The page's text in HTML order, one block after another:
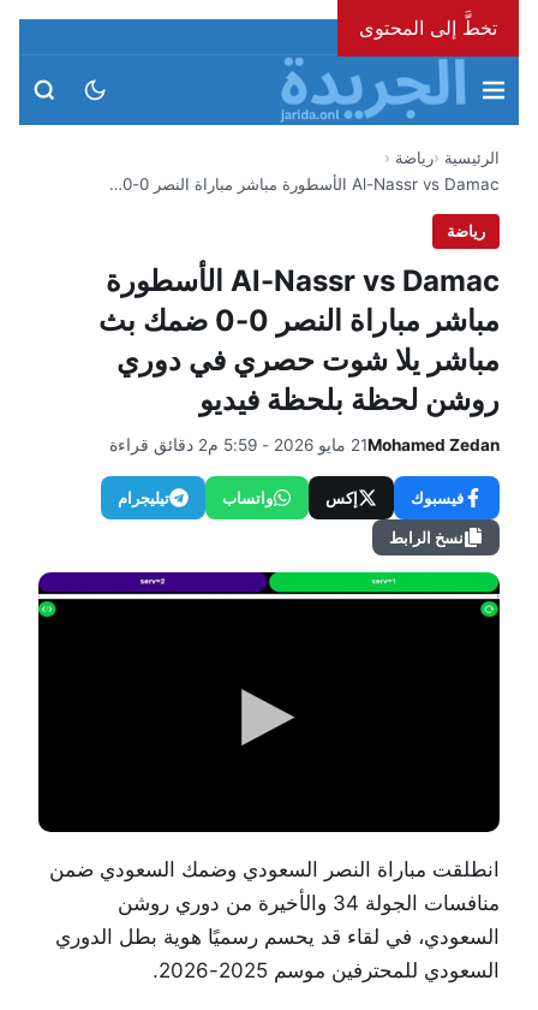
تخطَّ إلى المحتوى
الأحد، 9 أغسطس 2026
الرئيسية
رياضة
Al-Nassr vs Damac الأسطورة مباشر مباراة النصر 0-0…
رياضة
Al-Nassr vs Damac الأسطورة
مباشر مباراة النصر 0-0 ضمك بث
مباشر يلا شوت حصري في دوري
روشن لحظة بلحظة فيديو
Mohamed Zedan21 مايو 2026 - 5:59 م 2 دقائق قراءة
فيسبوك إكس واتساب تيليجرام
نسخ الرابط
انطلقت مباراة النصر السعودي وضمك السعودي ضمن
منافسات الجولة 34 والأخيرة من
دوري روشن
السعودي، في لقاء قد يحسم رسميًا هوية بطل الدوري
السعودي للمحترفين موسم 2025-2026.